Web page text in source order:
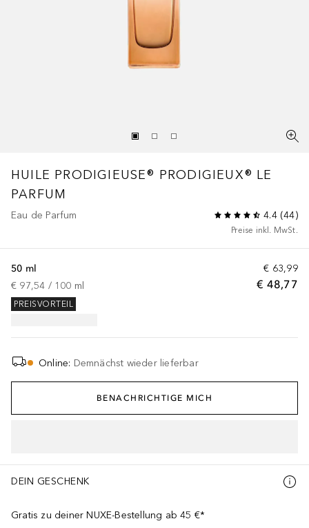
HUILE PRODIGIEUSE® PRODIGIEUX® LE
PARFUM
Eau de Parfum 4.4(44)
Preise inkl. MwSt.
€ 63,99
€ 48,77
50 ml
€ 97,54 / 100 ml
PREISVORTEIL
Online: Demnächst wieder lieferbar
BENACHRICHTIGE MICH
DEIN GESCHENK
Gratis zu deiner NUXE-Bestellung ab 45 €*